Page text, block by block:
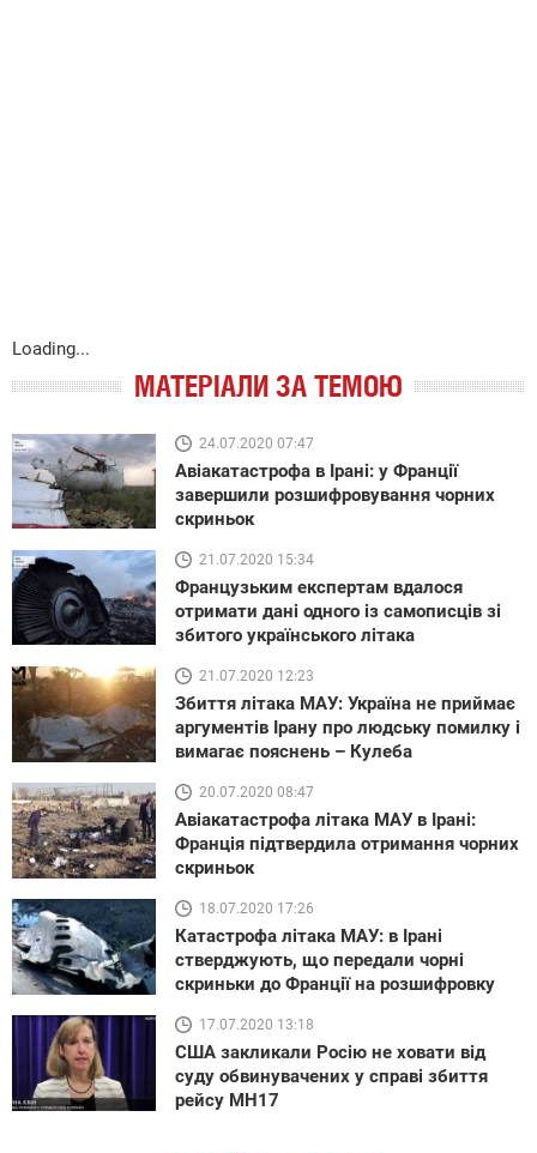
Loading...
МАТЕРІАЛИ ЗА ТЕМОЮ
24.07.2020 07:47
Авіакатастрофа в Ірані: у Франції
завершили розшифровування чорних
скриньок
21.07.2020 15:34
Французьким експертам вдалося
отримати дані одного із самописців зі
збитого українського літака
21.07.2020 12:23
Збиття літака МАУ: Україна не приймає
аргументів Ірану про людську помилку і
вимагає пояснень – Кулеба
20.07.2020 08:47
Авіакатастрофа літака МАУ в Ірані:
Франція підтвердила отримання чорних
скриньок
18.07.2020 17:26
Катастрофа літака МАУ: в Ірані
стверджують, що передали чорні
скриньки до Франції на розшифровку
17.07.2020 13:18
США закликали Росію не ховати від
суду обвинувачених у справі збиття
рейсу MH17